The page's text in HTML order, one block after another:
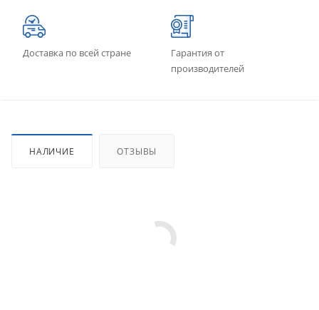
Доставка по всей стране
Гарантия от
производителей
НАЛИЧИЕ ОТЗЫВЫ